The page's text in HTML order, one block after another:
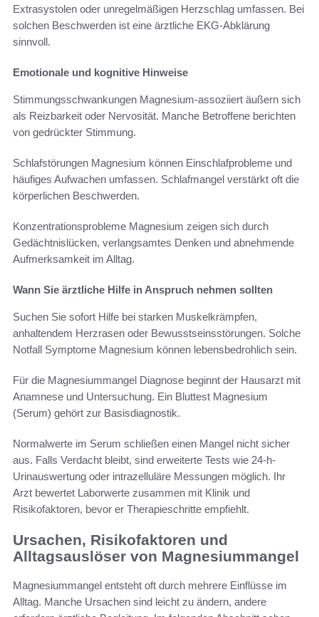
Extrasystolen oder unregelmäßigen Herzschlag umfassen. Bei
solchen Beschwerden ist eine ärztliche EKG-Abklärung
sinnvoll.
Emotionale und kognitive Hinweise
Stimmungsschwankungen Magnesium-assoziiert äußern sich
als Reizbarkeit oder Nervosität. Manche Betroffene berichten
von gedrückter Stimmung.
Schlafstörungen Magnesium können Einschlafprobleme und
häufiges Aufwachen umfassen. Schlafmangel verstärkt oft die
körperlichen Beschwerden.
Konzentrationsprobleme Magnesium zeigen sich durch
Gedächtnislücken, verlangsamtes Denken und abnehmende
Aufmerksamkeit im Alltag.
Wann Sie ärztliche Hilfe in Anspruch nehmen sollten
Suchen Sie sofort Hilfe bei starken Muskelkrämpfen,
anhaltendem Herzrasen oder Bewusstseinsstörungen. Solche
Notfall Symptome Magnesium können lebensbedrohlich sein.
Für die Magnesiummangel Diagnose beginnt der Hausarzt mit
Anamnese und Untersuchung. Ein Bluttest Magnesium
(Serum) gehört zur Basisdiagnostik.
Normalwerte im Serum schließen einen Mangel nicht sicher
aus. Falls Verdacht bleibt, sind erweiterte Tests wie 24-h-
Urinauswertung oder intrazelluläre Messungen möglich. Ihr
Arzt bewertet Laborwerte zusammen mit Klinik und
Risikofaktoren, bevor er Therapieschritte empfiehlt.
Ursachen, Risikofaktoren und
Alltagsauslöser von Magnesiummangel
Magnesiummangel entsteht oft durch mehrere Einflüsse im
Alltag. Manche Ursachen sind leicht zu ändern, andere